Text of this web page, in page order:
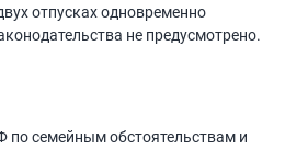
отпусках одновременно
не предусмотрено.
по семейным обстоятельствам и